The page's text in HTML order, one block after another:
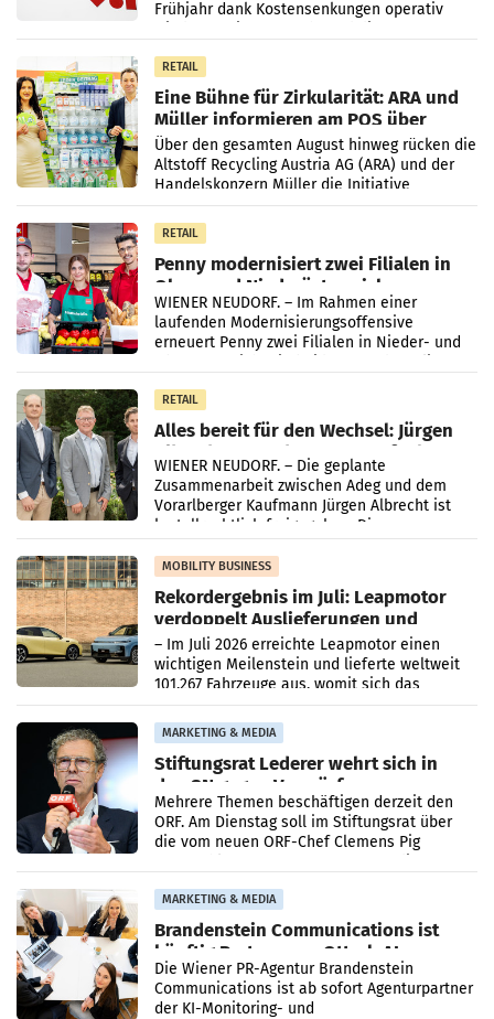
Frühjahr dank Kostensenkungen operativ
RETAIL
Eine Bühne für Zirkularität: ARA und
Müller informieren am POS über
Kreislauffähigkeit
Über den gesamten August hinweg rücken die
Altstoff Recycling Austria AG (ARA) und der
Handelskonzern Müller die Initiative
„Kreislauf-Helden“ in allen österreichischen
Müller-Filialen
RETAIL
Penny modernisiert zwei Filialen in
Ober- und Niederösterreich
WIENER NEUDORF. – Im Rahmen einer
laufenden Modernisierungsoffensive
erneuert Penny zwei Filialen in Nieder- und
RETAIL
Alles bereit für den Wechsel: Jürgen
Albrecht setzt ab 1.1.2027 auf Adeg
WIENER NEUDORF. – Die geplante
Zusammenarbeit zwischen Adeg und dem
Vorarlberger Kaufmann Jürgen Albrecht ist
kartellrechtlich freigegeben: Die
Bundeswettbewerbsbehörde und der
Bundeskartellanwalt
MOBILITY BUSINESS
Rekordergebnis im Juli: Leapmotor
verdoppelt Auslieferungen und
überschreitet die 100.000er-Marke
– Im Juli 2026 erreichte Leapmotor einen
wichtigen Meilenstein und lieferte weltweit
101.267 Fahrzeuge aus, womit sich das
Ergebnis gegenüber Juli 2025 mehr als
verdoppelte (+102
MARKETING & MEDIA
Stiftungsrat Lederer wehrt sich in
den SN gegen Vorwürfe
Mehrere Themen beschäftigen derzeit den
ORF. Am Dienstag soll im Stiftungsrat über
die vom neuen ORF-Chef Clemens Pig
MARKETING & MEDIA
Brandenstein Communications ist
künftig Partner von OtterlyAI
Die Wiener PR-Agentur Brandenstein
Communications ist ab sofort Agenturpartner
der KI-Monitoring- und